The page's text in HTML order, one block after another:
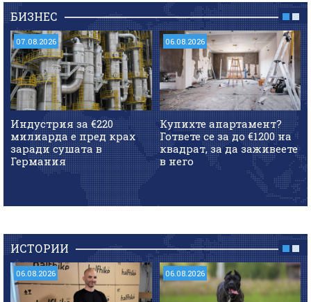
БИЗНЕС
07.08.2026
Индустрия за €220
милиарда е пред крах
заради сушата в
Германия
06.08.2026
Купихте апартамент?
Гответе се за до €1200 на
квадрат, за да заживеете
в него
ИСТОРИИ
06.08.2026 06.08.2026